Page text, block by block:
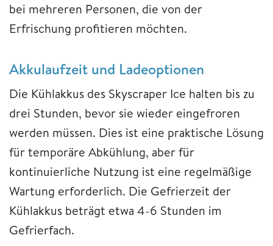
bei mehreren Personen, die von der
Erfrischung profitieren möchten.
Akkulaufzeit und Ladeoptionen
Die Kühlakkus des Skyscraper Ice halten bis zu
drei Stunden, bevor sie wieder eingefroren
werden müssen. Dies ist eine praktische Lösung
für temporäre Abkühlung, aber für
kontinuierliche Nutzung ist eine regelmäßige
Wartung erforderlich. Die Gefrierzeit der
Kühlakkus beträgt etwa 4-6 Stunden im
Gefrierfach.